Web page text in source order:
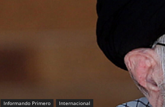
Informando Primero Internacional